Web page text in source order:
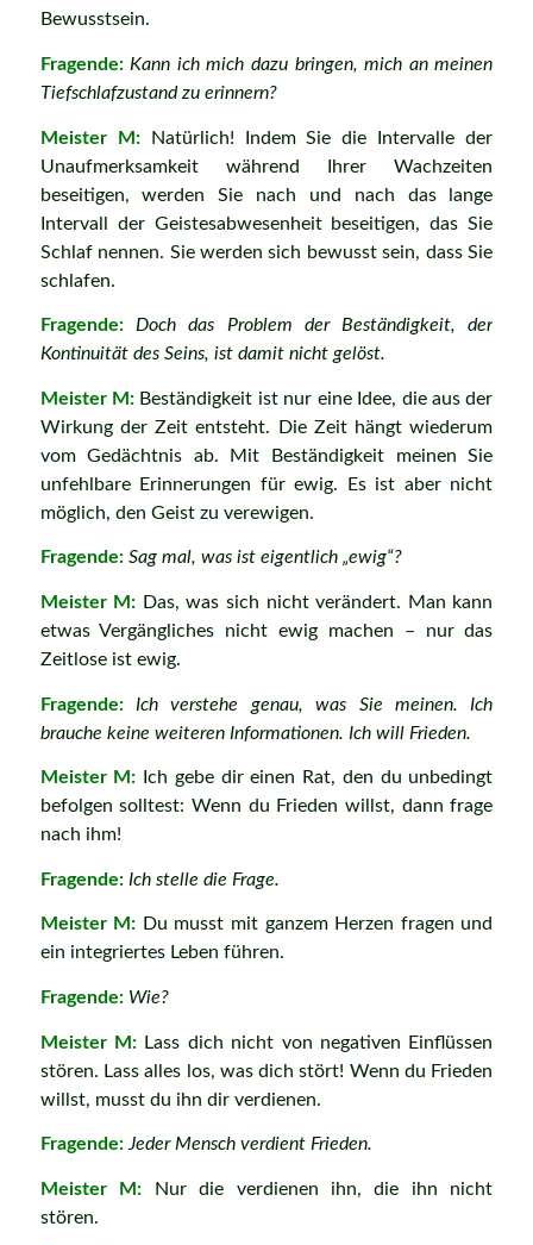
Bewusstsein.
Fragende: Kann ich mich dazu bringen, mich an meinen
Tiefschlafzustand zu erinnern?
Meister M:Natürlich! Indem Sie die Intervalle der
Unaufmerksamkeit während Ihrer Wachzeiten
beseitigen, werden Sie nach und nach das lange
Intervall der Geistesabwesenheit beseitigen, das Sie
Schlaf nennen. Sie werden sich bewusst sein, dass Sie
schlafen.
Fragende:
Doch das Problem der Beständigkeit, der
Kontinuität des Seins, ist damit nicht gelöst.
Meister M: Beständigkeit ist nur eine Idee, die aus der
Wirkung der Zeit entsteht. Die Zeit hängt wiederum
vom Gedächtnis ab. Mit Beständigkeit meinen Sie
unfehlbare Erinnerungen für ewig. Es ist aber nicht
möglich, den Geist zu verewigen.
Fragende: Sag mal, was ist eigentlich „ewig“?
Meister M: Das, was sich nicht verändert. Man kann
etwas Vergängliches nicht ewig machen – nur das
Zeitlose ist ewig.
Fragende:
Ich verstehe genau, was Sie meinen. Ich
brauche keine weiteren Informationen. Ich will Frieden.
Meister M: Ich gebe dir einen Rat, den du unbedingt
befolgen solltest: Wenn du Frieden willst, dann frage
nach ihm!
Fragende: Ich stelle die Frage.
Meister M: Du musst mit ganzem Herzen fragen und
ein integriertes Leben führen.
Fragende: Wie?
Meister M: Lass dich nicht von negativen Einflüssen
stören. Lass alles los, was dich stört! Wenn du Frieden
willst, musst du ihn dir verdienen.
Fragende: Jeder Mensch verdient Frieden.
Meister M: Nur die verdienen ihn, die ihn nicht
stören.